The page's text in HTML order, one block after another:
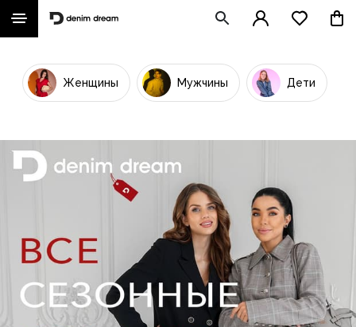
Женщины Мужчины Дети